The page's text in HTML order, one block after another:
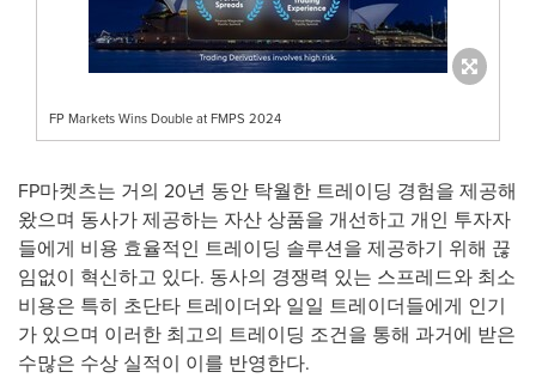
FP Markets Wins Double at FMPS 2024
FP마켓츠는 거의 20년 동안 탁월한 트레이딩 경험을 제공해
왔으며 동사가 제공하는 자산 상품을 개선하고 개인 투자자
들에게 비용 효율적인 트레이딩 솔루션을 제공하기 위해 끊
임없이 혁신하고 있다. 동사의 경쟁력 있는 스프레드와 최소
비용은 특히 초단타 트레이더와 일일 트레이더들에게 인기
가 있으며 이러한 최고의 트레이딩 조건을 통해 과거에 받은
수많은 수상 실적이 이를 반영한다.